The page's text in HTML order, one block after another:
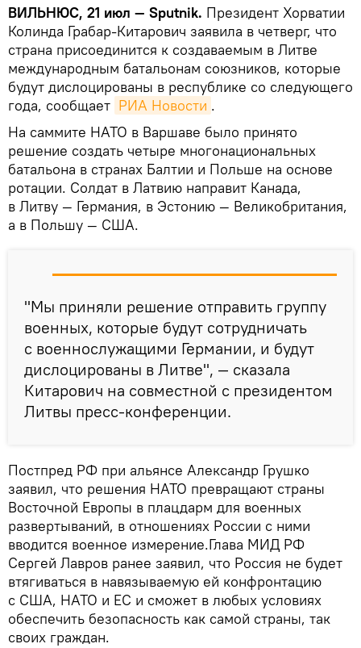
ВИЛЬНЮС, 21 июл — Sputnik. Президент Хорватии
Колинда Грабар-Китарович заявила в четверг, что
страна присоединится к создаваемым в Литве
международным батальонам союзников, которые
будут дислоцированы в республике со следующего
года, сообщает РИА Новости .
На саммите НАТО в Варшаве было принято
решение создать четыре многонациональных
батальона в странах Балтии и Польше на основе
ротации. Солдат в Латвию направит Канада,
в Литву — Германия, в Эстонию — Великобритания,
а в Польшу — США.
"Мы приняли решение отправить группу
военных, которые будут сотрудничать
с военнослужащими Германии, и будут
дислоцированы в Литве", — сказала
Китарович на совместной с президентом
Литвы пресс-конференции.
Постпред РФ при альянсе Александр Грушко
заявил, что решения НАТО превращают страны
Восточной Европы в плацдарм для военных
развертываний, в отношениях России с ними
вводится военное измерение.Глава МИД РФ
Сергей Лавров ранее заявил, что Россия не будет
втягиваться в навязываемую ей конфронтацию
с США, НАТО и ЕС и сможет в любых условиях
обеспечить безопасность как самой страны, так
своих граждан.